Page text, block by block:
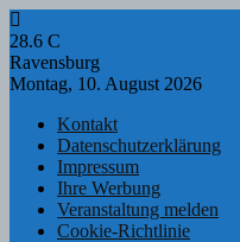
28.6 C
Ravensburg
Montag, 10. August 2026
Kontakt
Datenschutzerklärung
Impressum
Ihre Werbung
Veranstaltung melden
Cookie-Richtlinie